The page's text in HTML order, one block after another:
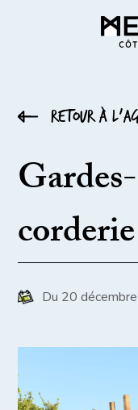
Retour à
corderie
Du 20